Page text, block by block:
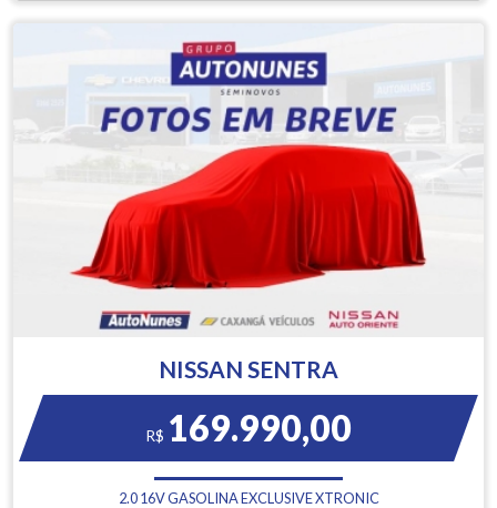
NISSAN SENTRA
R$ 169.990,00
2.0 16V GASOLINA EXCLUSIVE XTRONIC